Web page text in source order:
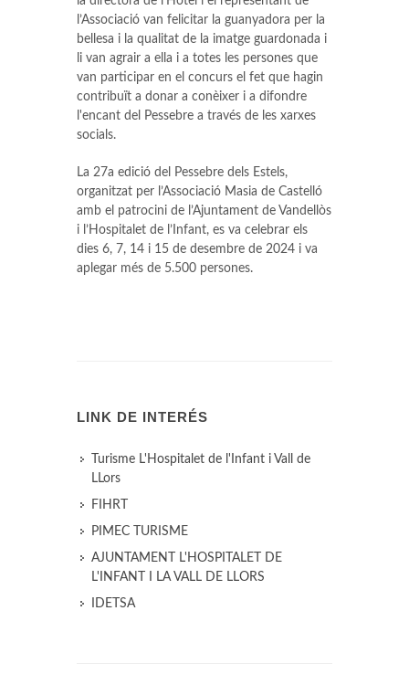
l’Associació van felicitar la guanyadora per la
bellesa i la qualitat de la imatge guardonada i
li van agrair a ella i a totes les persones que
van participar en el concurs el fet que hagin
contribuït a donar a conèixer i a difondre
l'encant del Pessebre a través de les xarxes
socials.
La 27a edició del Pessebre dels Estels,
organitzat per l’Associació Masia de Castelló
amb el patrocini de l’Ajuntament de Vandellòs
i l’Hospitalet de l’Infant, es va celebrar els
dies 6, 7, 14 i 15 de desembre de 2024 i va
aplegar més de 5.500 persones.
LINK DE INTERÉS
Turisme L'Hospitalet de l'Infant i Vall de
LLors
FIHRT
PIMEC TURISME
AJUNTAMENT L'HOSPITALET DE
L'INFANT I LA VALL DE LLORS
IDETSA